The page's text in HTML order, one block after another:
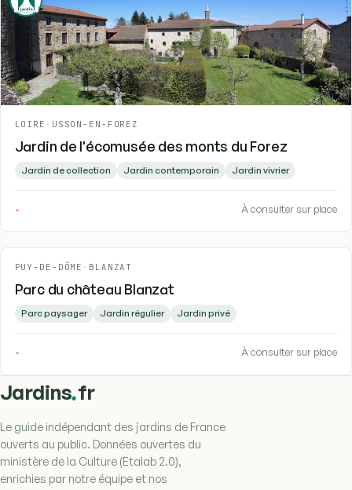
LOIRE - USSON-EN-FOREZ
Jardin de l'écomusée des monts du Forez
Jardin de collection Jardin contemporain Jardin vivrier
- À consulter sur place
PUY-DE-DÔME - BLANZAT
Parc du château Blanzat
Parc paysager Jardin régulier Jardin privé
- À consulter sur place
Jardins.fr
Le guide indépendant des jardins de France
ouverts au public. Données ouvertes du
ministère de la Culture (Etalab 2.0),
enrichies par notre équipe et nos